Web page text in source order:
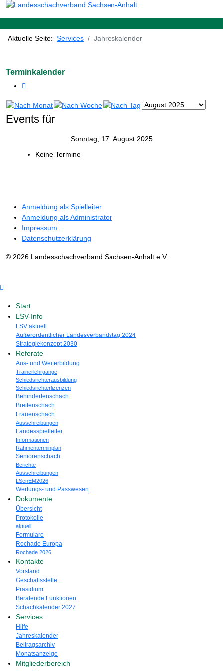
Aktuelle Seite: Services Jahreskalender
Terminkalender
Events für
Sonntag, 17. August 2025
Keine Termine
Anmeldung als Spielleiter
Anmeldung als Administrator
Impressum
Datenschutzerklärung
© 2026 Landesschachverband Sachsen-Anhalt e.V.
Start
LSV-Info
LSV aktuell
Außerordentlicher Landesverbandstag 2024
Strategiekonzept 2030
Referate
Aus- und Weiterbildung
Trainerlehrgänge
Schiedsrichterausbildung
Schiedsrichterlizenzen
Behindertenschach
Breitenschach
Frauenschach
Ausschreibungen
Landesspielleiter
Informationen
Rahmenterminplan
Seniorenschach
Berichte
Ausschreibungen
LSenEM2026
Wertungs- und Passwesen
Dokumente
Übersicht
Protokolle
aktuell
Formulare
Rochade Europa
Rochade 2026
Kontakte
Vorstand
Geschäftsstelle
Präsidium
Beratende Funktionen
Schachkalender 2027
Services
Hilfe
Jahreskalender
Beitragsarchiv
Monatsanzeige
Mitgliederbereich